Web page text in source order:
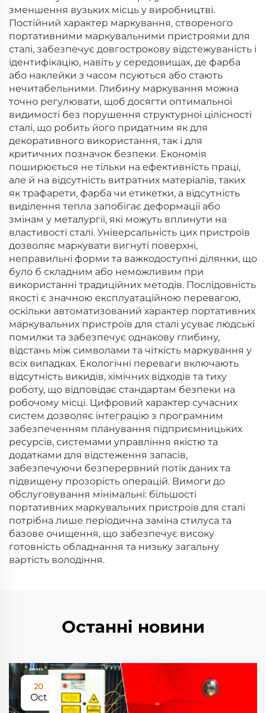
зменшення вузьких місць у виробництві.
Постійний характер маркування, створеного
портативними маркувальними пристроями для
сталі, забезпечує довгострокову відстежуваність і
ідентифікацію, навіть у середовищах, де фарба
або наклейки з часом псуються або стають
нечитабельними. Глибину маркування можна
точно регулювати, щоб досягти оптимальної
видимості без порушення структурної цілісності
сталі, що робить його придатним як для
декоративного використання, так і для
критичних позначок безпеки. Економія
поширюється не тільки на ефективність праці,
але й на відсутність витратних матеріалів, таких
як трафарети, фарба чи етикетки, а відсутність
виділення тепла запобігає деформації або
змінам у металургії, які можуть вплинути на
властивості сталі. Універсальність цих пристроїв
дозволяє маркувати вигнуті поверхні,
неправильні форми та важкодоступні ділянки, що
було б складним або неможливим при
використанні традиційних методів. Послідовність
якості є значною експлуатаційною перевагою,
оскільки автоматизований характер портативних
маркувальних пристроїв для сталі усуває людські
помилки та забезпечує однакову глибину,
відстань між символами та чіткість маркування у
всіх випадках. Екологічні переваги включають
відсутність викидів, хімічних відходів та тиху
роботу, що відповідає стандартам безпеки на
робочому місці. Цифровий характер сучасних
систем дозволяє інтеграцію з програмним
забезпеченням планування підприємницьких
ресурсів, системами управління якістю та
додатками для відстеження запасів,
забезпечуючи безперервний потік даних та
підвищену прозорість операцій. Вимоги до
обслуговування мінімальні: більшості
портативних маркувальних пристроїв для сталі
потрібна лише періодична заміна стилуса та
базове очищення, що забезпечує високу
готовність обладнання та низьку загальну
вартість володіння.
Останні новини
20
Oct